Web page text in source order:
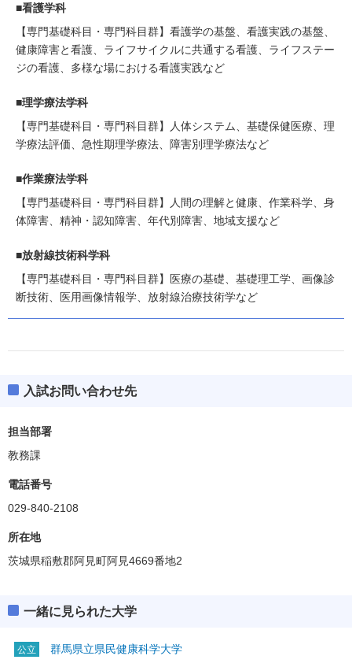
■看護学科
【専門基礎科目・専門科目群】看護学の基盤、看護実践の基盤、
健康障害と看護、ライフサイクルに共通する看護、ライフステー
ジの看護、多様な場における看護実践など
■理学療法学科
【専門基礎科目・専門科目群】人体システム、基礎保健医療、理
学療法評価、急性期理学療法、障害別理学療法など
■作業療法学科
【専門基礎科目・専門科目群】人間の理解と健康、作業科学、身
体障害、精神・認知障害、年代別障害、地域支援など
■放射線技術科学科
【専門基礎科目・専門科目群】医療の基礎、基礎理工学、画像診
断技術、医用画像情報学、放射線治療技術学など
入試お問い合わせ先
担当部署
教務課
電話番号
029-840-2108
所在地
茨城県稲敷郡阿見町阿見4669番地2
一緒に見られた大学
公立 群馬県立県民健康科学大学